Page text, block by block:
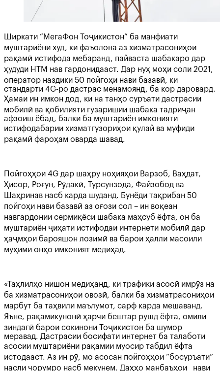
Ширкати “МегаФон Тоҷикистон” ба манфиати
муштариёни худ, ки фаъолона аз хизматрасониҳои
рақамӣ истифода мебаранд, пайваста шабакаро дар
ҳудуди НТМ нав гардонидааст. Дар нуҳ моҳи соли 2021,
оператор наздики 50 пойгоҳи нави базавӣ, ки
стандарти 4G-ро дастрас менамоянд, ба кор даровард.
Ҳамаи ин имкон дод, ки на танҳо суръати дастрасии
мобилӣ ва қобилияти гузаришии шабака тадриҷан
афзоиш ёбад, балки ба муштариён имконияти
истифодабарии хизматгузориҳои қулай ва муфиди
рақамӣ фароҳам оварда шавад.
Пойгоҳҳои 4G дар шаҳру ноҳияҳои Варзоб, Ваҳдат,
Ҳисор, Роғун, Рӯдакӣ, Турсунзода, Файзобод ва
Шаҳринав насб карда шуданд. Бунёди тақрибан 50
пойгоҳи нави базавӣ аз оғози сол – ин воқеан
навгардонии сермиқёси шабака маҳсуб ёфта, он ба
муштариён ҷиҳати истифодаи интернети мобилӣ дар
ҳаҷмҳои барояшон лозимӣ ва барои ҳалли масоили
муҳими онҳо имконият медиҳад.
«Таҳлилҳо нишон медиҳанд, ки трафики асосӣ имрӯз на
ба хизматрасониҳои овозӣ, балки ба хизматрасониҳои
марбут ба таҳвили маълумот, сарф карда мешаванд.
Яъне, рақамикунонӣ ҳарчи бештар рушд ёфта, омили
зиндагӣ барои сокинони Тоҷикистон ба шумор
меравад. Дастрасии босифати интернет ба талаботи
асосии муштариёни рақамии муосир табдил ёфта
истодааст. Аз ин рӯ, мо асосан пойгоҳҳои “босуръати”
насли чорумро насб мекунем. Даҳҳо манбаъҳои нави